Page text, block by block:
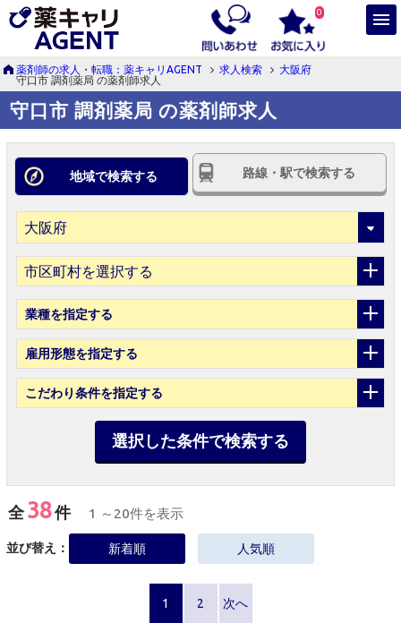
0
薬剤師の求人・転職：薬キャリAGENT 求人検索
大阪府
守口市 調剤薬局 の薬剤師求人
守口市 調剤薬局 の薬剤師求人
地域で検索する 路線・駅で検索する
市区町村を選択する
業種を指定する
雇用形態を指定する
こだわり条件を指定する
選択した条件で検索する
全38件 1 ～20件を表示
並び替え： 新着順 人気順
1 2 次へ